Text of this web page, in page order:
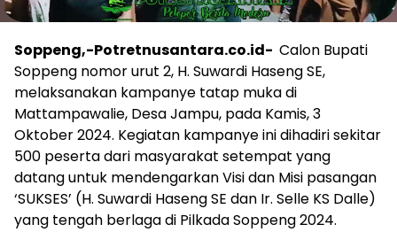
Soppeng,-Potretnusantara.co.id- Calon Bupati
Soppeng nomor urut 2, H. Suwardi Haseng SE,
melaksanakan kampanye tatap muka di
Mattampawalie, Desa Jampu, pada Kamis, 3
Oktober 2024. Kegiatan kampanye ini dihadiri sekitar
500 peserta dari masyarakat setempat yang
datang untuk mendengarkan Visi dan Misi pasangan
‘SUKSES’ (H. Suwardi Haseng SE dan Ir. Selle KS Dalle)
yang tengah berlaga di Pilkada Soppeng 2024.